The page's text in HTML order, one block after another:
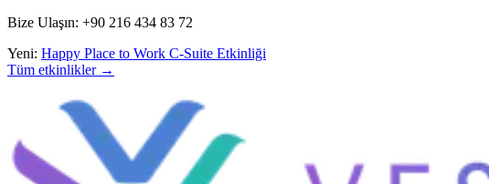
Bize Ulaşın: +90 216 434 83 72
Yeni: Happy Place to Work C-Suite Etkinliği
Tüm etkinlikler →